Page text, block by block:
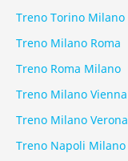
Treno Torino Milano
Treno Milano Roma
Treno Roma Milano
Treno Milano Vienna
Treno Milano Verona
Treno Napoli Milano